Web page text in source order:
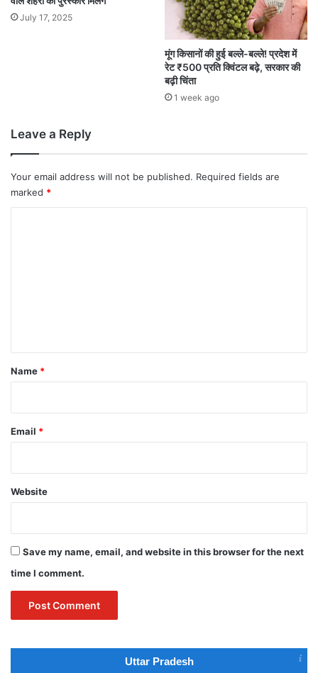
July 17, 2025
मूंग किसानों की हुई बल्ले-बल्ले! प्रदेश में
रेट ₹500 प्रति क्विंटल बढ़े, सरकार की
बढ़ी चिंता
1 week ago
Leave a Reply
Your email address will not be published. Required fields are
marked *
*
Name *
Email *
Website
Save my name, email, and website in this browser for the next
time I comment.
Uttar Pradesh